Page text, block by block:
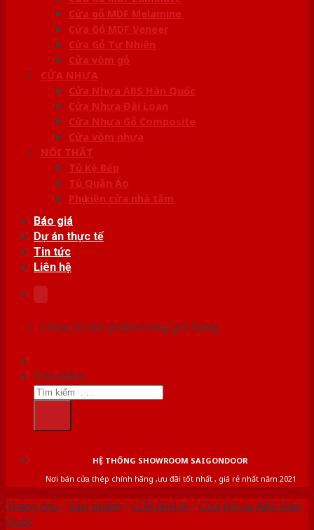
Cửa gỗ MDF Melamine
Cửa Gỗ MDF Veneer
Cửa Gỗ Tự Nhiên
Cửa vòm gỗ
CỬA NHỰA
Cửa Nhựa ABS Hàn Quốc
Cửa Nhựa Đài Loan
Cửa Nhựa Gỗ Composite
Cửa vòm nhựa
NỘI THẤT
Tủ Kệ Bếp
Tủ Quần Áo
Phụ kiện cửa nhà tắm
Báo giá
Dự án thực tế
Tin tức
Liên hệ
Chưa có sản phẩm trong giỏ hàng.
Tìm kiếm:
HỆ THỐNG SHOWROOM SAIGONDOOR
Nơi bán cửa thép chính hãng ,ưu đãi tốt nhất , giá rẻ nhất năm 2021
Trang chủ /Sản phẩm /CỬA NHỰA/Cửa Nhựa ABS Hàn
Quốc